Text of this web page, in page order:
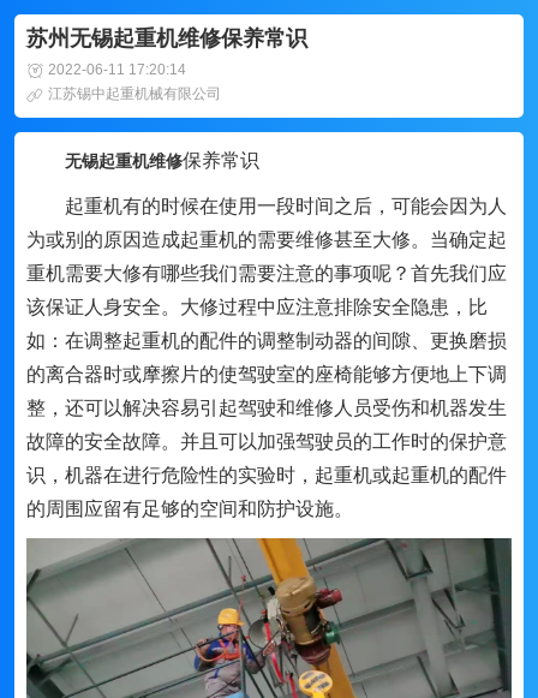
苏州无锡起重机维修保养常识
2022-06-11 17:20:14
江苏锡中起重机械有限公司
无锡起重机维修保养常识
起重机有的时候在使用一段时间之后，可能会因为人
为或别的原因造成起重机的需要维修甚至大修。当确定起
重机需要大修有哪些我们需要注意的事项呢？首先我们应
该保证人身安全。大修过程中应注意排除安全隐患，比
如：在调整起重机的配件的调整制动器的间隙、更换磨损
的离合器时或摩擦片的使驾驶室的座椅能够方便地上下调
整，还可以解决容易引起驾驶和维修人员受伤和机器发生
故障的安全故障。并且可以加强驾驶员的工作时的保护意
识，机器在进行危险性的实验时，起重机或起重机的配件
的周围应留有足够的空间和防护设施。